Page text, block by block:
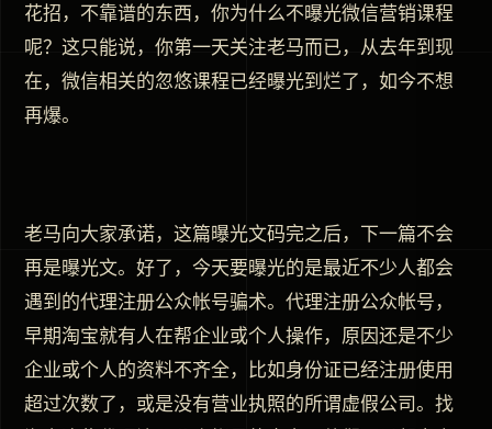
花招，不靠谱的东西，你为什么不曝光微信营销课程
呢？这只能说，你第一天关注老马而已，从去年到现
在，微信相关的忽悠课程已经曝光到烂了，如今不想
再爆。
老马向大家承诺，这篇曝光文码完之后，下一篇不会
再是曝光文。好了，今天要曝光的是最近不少人都会
遇到的代理注册公众帐号骗术。代理注册公众帐号，
早期淘宝就有人在帮企业或个人操作，原因还是不少
企业或个人的资料不齐全，比如身份证已经注册使用
超过次数了，或是没有营业执照的所谓虚假公司。找